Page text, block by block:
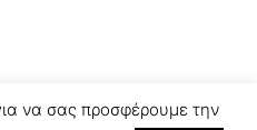
να σας προσφέρουμε την